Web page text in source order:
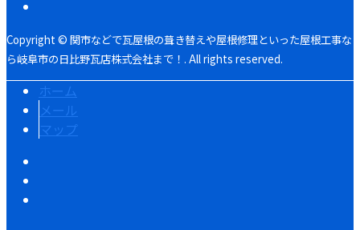
Copyright © 関市などで瓦屋根の葺き替えや屋根修理といった屋根工事な
ら岐阜市の日比野瓦店株式会社まで！. All rights reserved.
ホーム
メール
マップ